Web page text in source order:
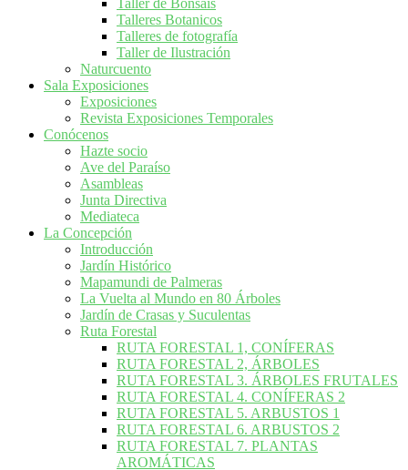
Talleres Botanicos
Talleres de fotografía
Taller de Ilustración
Naturcuento
Sala Exposiciones
Exposiciones
Revista Exposiciones Temporales
Conócenos
Hazte socio
Ave del Paraíso
Asambleas
Junta Directiva
Mediateca
La Concepción
Introducción
Jardín Histórico
Mapamundi de Palmeras
La Vuelta al Mundo en 80 Árboles
Jardín de Crasas y Suculentas
Ruta Forestal
RUTA FORESTAL 1, CONÍFERAS
RUTA FORESTAL 2, ÁRBOLES
RUTA FORESTAL 3. ÁRBOLES FRUTALES
RUTA FORESTAL 4. CONÍFERAS 2
RUTA FORESTAL 5. ARBUSTOS 1
RUTA FORESTAL 6. ARBUSTOS 2
RUTA FORESTAL 7. PLANTAS
AROMÁTICAS